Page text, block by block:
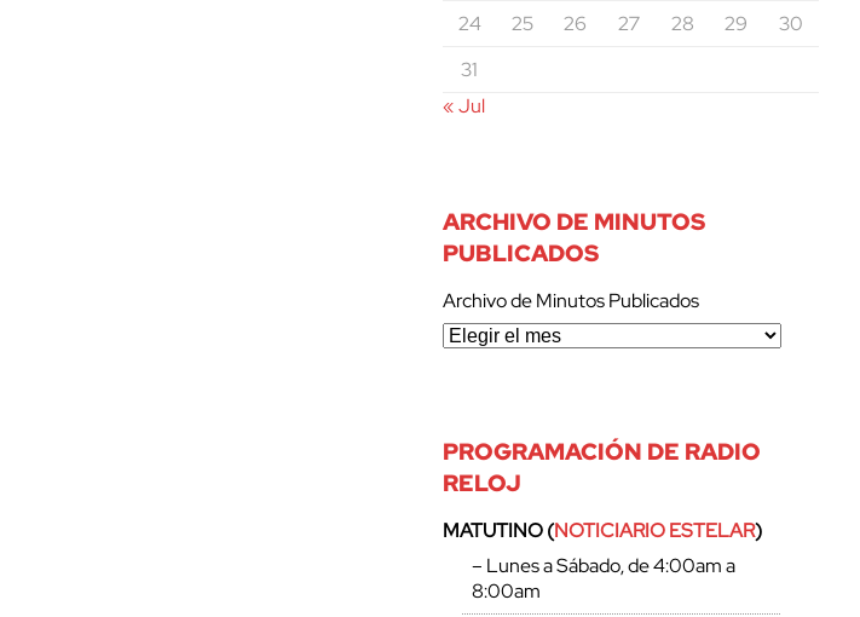
24
25 26 27 28 29
30
31
« Jul
ARCHIVO DE MINUTOS
PUBLICADOS
Archivo de Minutos Publicados
PROGRAMACIÓN DE RADIO
RELOJ
MATUTINO (NOTICIARIO ESTELAR)
– Lunes a Sábado, de 4:00am a
8:00am